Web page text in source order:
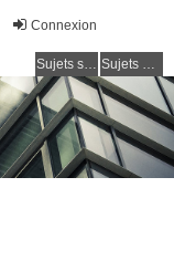
Connexion
Sujets sans réponse Sujets actifs